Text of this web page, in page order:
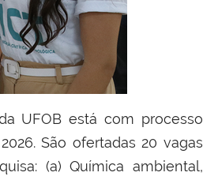
UFOB está com processo
São ofertadas 20 vagas
(a) Química ambiental,